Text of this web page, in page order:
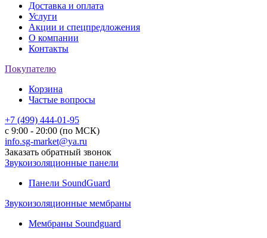
Доставка и оплата
Услуги
Акции и спецпредложения
О компании
Контакты
Покупателю
Корзина
Частые вопросы
+7 (499) 444-01-95
с 9:00 - 20:00 (по МСК)
info.sg-market@ya.ru
Заказать обратный звонок
Звукоизоляционные панели
Панели SoundGuard
Звукоизоляционные мембраны
Мембраны Soundguard